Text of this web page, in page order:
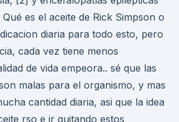
es el aceite de Rick Simpson o
diaria para todo esto, pero
cada vez tiene menos
de vida empeora.. sé que las
malas para el organismo, y mas
cantidad diaria, asi que la idea
rso e ir quitando estos